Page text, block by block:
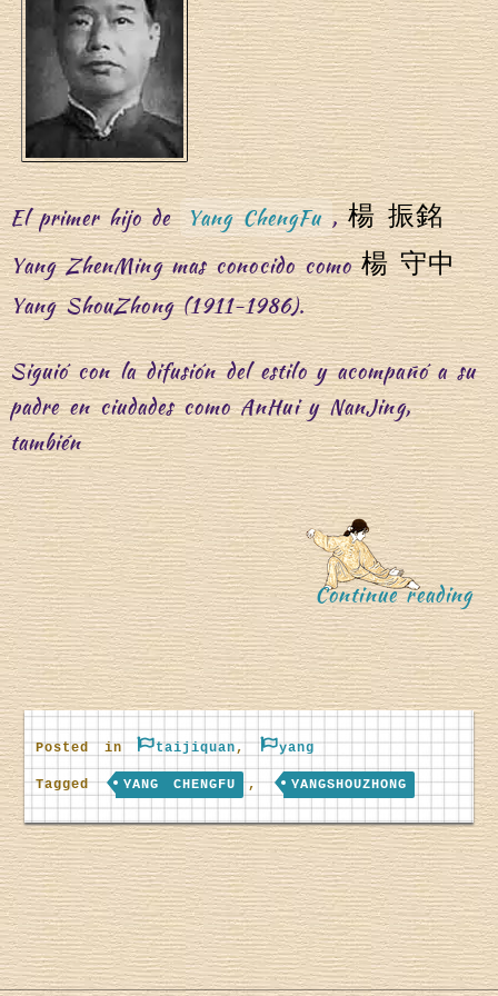
El primer hijo de Yang ChengFu ,楊 振銘
Yang ZhenMing mas conocido como楊 守中
Yang ShouZhong (1911-1986).
Siguió con la difusión del estilo y acompañó a su
padre en ciudades como AnHui y NanJing,
también
Continue reading“
Y
a
Posted in taijiquan, yang
Tagged YANG CHENGFU , YANGSHOUZHONG